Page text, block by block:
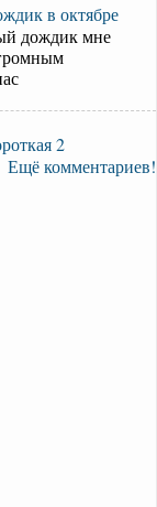
в октябре
дождик мне
2
Ещё комментариев!